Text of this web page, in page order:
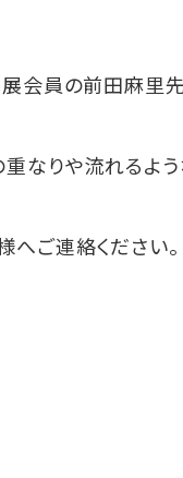
会員の前田麻里
りや流れるよう
ご連絡ください。